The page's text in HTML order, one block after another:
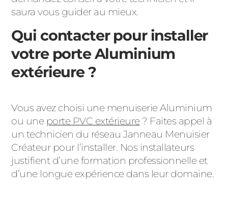
saura vous guider au mieux.
Qui contacter pour installer
votre porte Aluminium
extérieure ?
Vous avez choisi une menuiserie Aluminium
ou une porte PVC extérieure? Faites appel à
un technicien du réseau Janneau Menuisier
Créateur pour l’installer. Nos installateurs
justifient d’une formation professionnelle et
d’une longue expérience dans leur domaine.